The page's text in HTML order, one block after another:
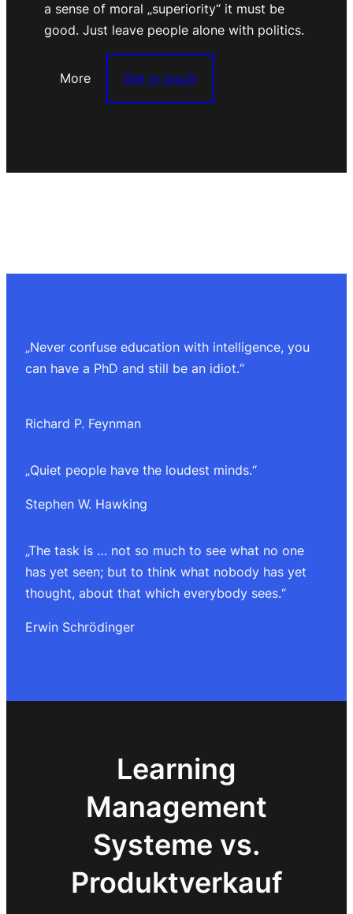
a sense of moral „superiority“ it must be
good. Just leave people alone with politics.
More Get in touch
„Never confuse education with intelligence, you
can have a PhD and still be an idiot.“
Richard P. Feynman
„Quiet people have the loudest minds.“
Stephen W. Hawking
„The task is … not so much to see what no one
has yet seen; but to think what nobody has yet
thought, about that which everybody sees.“
Erwin Schrödinger
Learning
Management
Systeme vs.
Produktverkauf